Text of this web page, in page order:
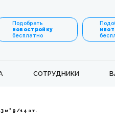
Подобрать
новостройку
бесплатно
СОТРУДНИКИ
м² 9/14 эт.